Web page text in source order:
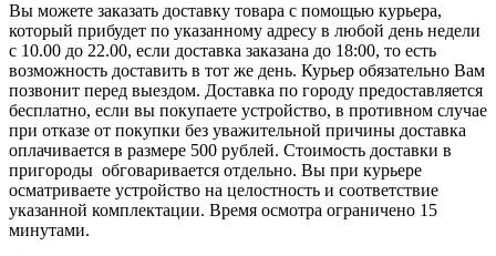
Вы можете заказать доставку товара с помощью курьера,
который прибудет по указанному адресу в любой день недели
с 10.00 до 22.00, если доставка заказана до 18:00, то есть
возможность доставить в тот же день. Курьер обязательно Вам
позвонит перед выездом. Доставка по городу предоставляется
бесплатно, если вы покупаете устройство, в противном случае
при отказе от покупки без уважительной причины доставка
оплачивается в размере 500 рублей. Стоимость доставки в
пригороды обговаривается отдельно. Вы при курьере
осматриваете устройство на целостность и соответствие
указанной комплектации. Время осмотра ограничено 15
минутами.